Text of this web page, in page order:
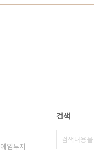
에임투지
검색